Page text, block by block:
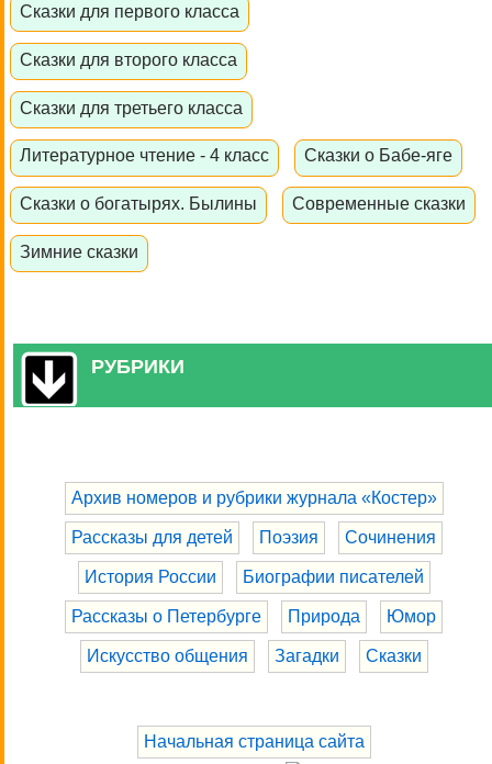
Сказки для первого класса
Сказки для второго класса
Сказки для третьего класса
Литературное чтение - 4 класс Сказки о Бабе-яге
Сказки о богатырях. Былины Современные сказки
Зимние сказки
РУБРИКИ
Архив номеров и рубрики журнала «Костер»
Рассказы для детей Поэзия Сочинения
История России Биографии писателей
Рассказы о Петербурге Природа Юмор
Искусство общения Загадки Сказки
Начальная страница сайта